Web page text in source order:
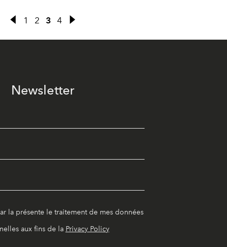
1 2 3 4
Newsletter
la présente le traitement de mes données
aux fins de la Privacy Policy